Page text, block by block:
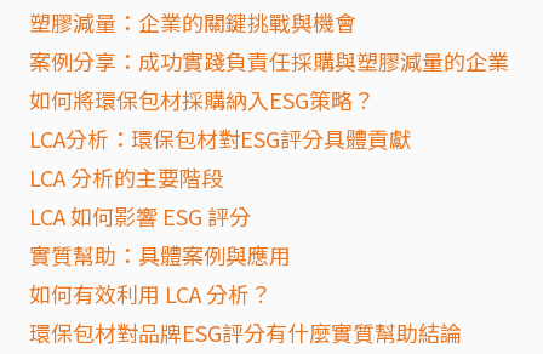
塑膠減量：企業的關鍵挑戰與機會
案例分享：成功實踐負責任採購與塑膠減量的企業
如何將環保包材採購納入ESG策略？
LCA分析：環保包材對ESG評分具體貢獻
LCA 分析的主要階段
LCA 如何影響 ESG 評分
實質幫助：具體案例與應用
如何有效利用 LCA 分析？
環保包材對品牌ESG評分有什麼實質幫助結論